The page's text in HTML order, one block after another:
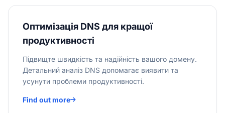
Оптимізація DNS для кращої
продуктивності
Підвищте швидкість та надійність вашого домену.
Детальний аналіз DNS допомагає виявити та
усунути проблеми продуктивності.
Find out more